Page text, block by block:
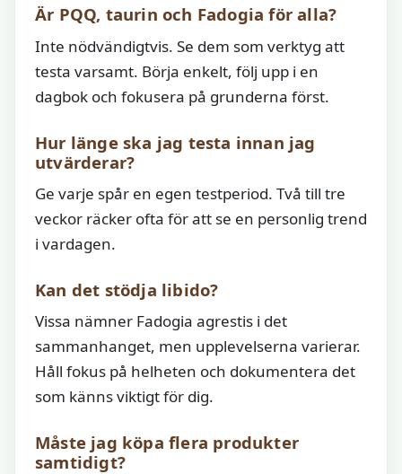
Är PQQ, taurin och Fadogia för alla?
Inte nödvändigtvis. Se dem som verktyg att
testa varsamt. Börja enkelt, följ upp i en
dagbok och fokusera på grunderna först.
Hur länge ska jag testa innan jag
utvärderar?
Ge varje spår en egen testperiod. Två till tre
veckor räcker ofta för att se en personlig trend
i vardagen.
Kan det stödja libido?
Vissa nämner Fadogia agrestis i det
sammanhanget, men upplevelserna varierar.
Håll fokus på helheten och dokumentera det
som känns viktigt för dig.
Måste jag köpa flera produkter
samtidigt?